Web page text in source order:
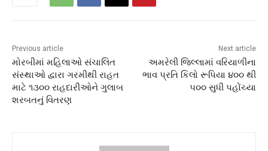
Previous article
મોરબીમાં મહિલાઓ સંચાલિત
સંસ્થાઓ દ્વારા ગરમીથી રાહત
માટે ૧૩૦૦ રાહદારીઓને ગુલાબ
શરબતનું વિતરણ
Next article
અમરેલી જિલ્લામાં વરિયાળીના
ભાવ પ્રતિ કિલો રૂપિયા ૪૦૦ થી
૫૦૦ સુધી પહોંચ્યા